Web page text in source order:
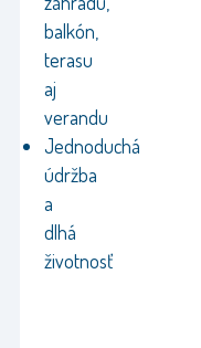
balkón,
terasu
aj
verandu
Jednoduchá
údržba
a
dlhá
životnosť